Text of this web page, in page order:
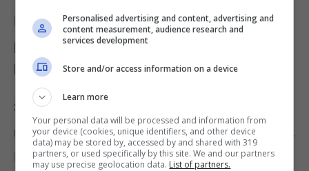
Fare fronte agli effetti recessivi delle
politiche monetarie contro
l’inflazione
Sulle obbligazioni pesa oggi un interesse
medio complessivo del 2,9% sull’intero debito.
Nel documento si sottolinea a questo
Personalised advertising and content, advertising and
content measurement, audience research and
services development
Store and/or access information on a device
Learn more
Your personal data will be processed and information from
your device (cookies, unique identifiers, and other device
data) may be stored by, accessed by and shared with 319
partners, or used specifically by this site. We and our partners
may use precise geolocation data. List of partners.